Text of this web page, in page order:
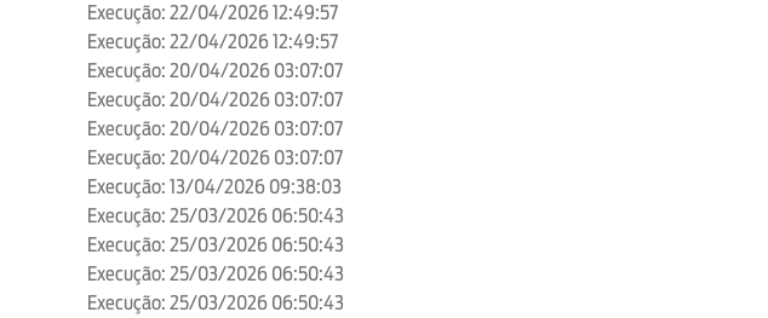
Execução: 22/04/2026 12:49:57
Execução: 22/04/2026 12:49:57
Execução: 20/04/2026 03:07:07
Execução: 20/04/2026 03:07:07
Execução: 20/04/2026 03:07:07
Execução: 20/04/2026 03:07:07
Execução: 13/04/2026 09:38:03
Execução: 25/03/2026 06:50:43
Execução: 25/03/2026 06:50:43
Execução: 25/03/2026 06:50:43
Execução: 25/03/2026 06:50:43